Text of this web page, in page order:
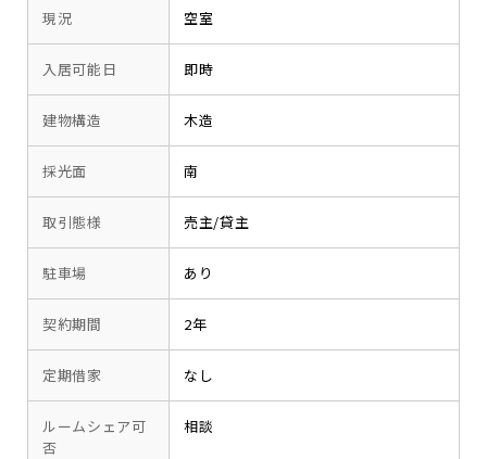
現況 空室
入居可能日 即時
建物構造 木造
採光面 南
取引態様 売主/貸主
駐車場 あり
契約期間 2年
定期借家 なし
ルームシェア可
否
相談